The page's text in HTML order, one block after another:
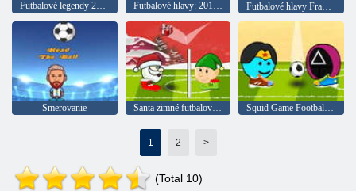
Futbalové hlavy Francúzska 2019/20
Smerovanie Santa zimné futbalové hlavy
1 2 >
(Total 10)